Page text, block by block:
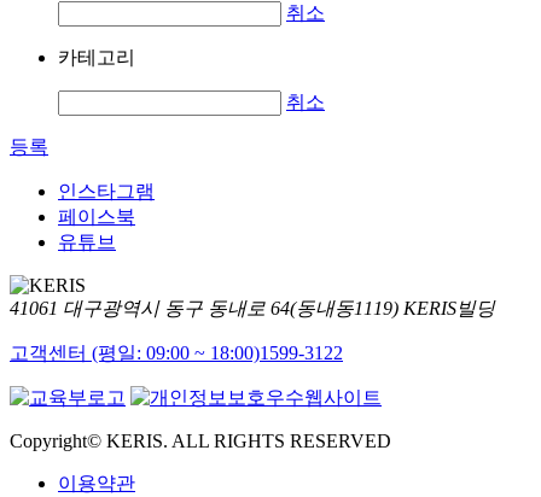
취소
카테고리
취소
등록
인스타그램
페이스북
유튜브
41061 대구광역시 동구 동내로 64(동내동1119) KERIS빌딩
고객센터 (평일: 09:00 ~ 18:00)1599-3122
Copyright© KERIS. ALL RIGHTS RESERVED
이용약관